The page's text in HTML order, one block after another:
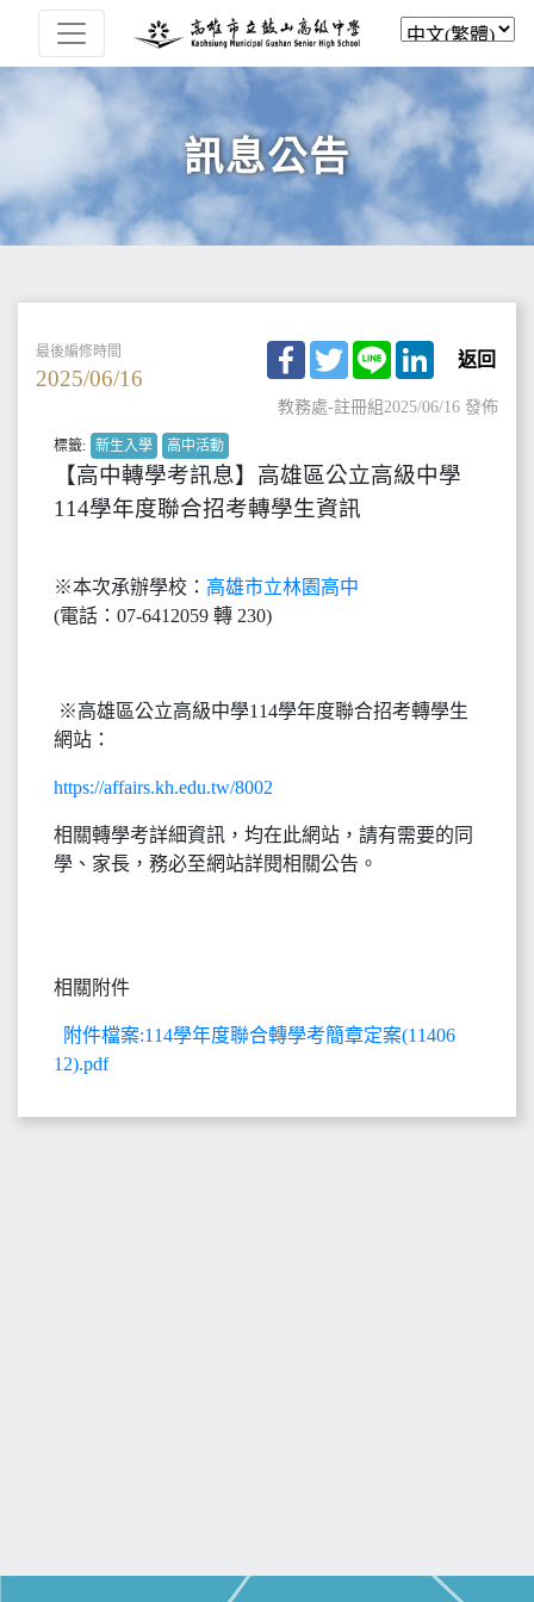
訊息公告
最後編修時間
2025/06/16
Facebook
TwitterLine LinkedIn
返回
教務處-註冊組2025/06/16 發佈
標籤: 新生入學 高中活動
【高中轉學考訊息】高雄區公立高級中學
114學年度聯合招考轉學生資訊
※本次承辦學校： 高雄市立林園高中
(電話：07-6412059 轉 230)
※高雄區公立高級中學114學年度聯合招考轉學生
網站：
https://affairs.kh.edu.tw/8002
相關轉學考詳細資訊，均在此網站，請有需要的同
學、家長，務必至網站詳閱相關公告。
相關附件
附件檔案:114學年度聯合轉學考簡章定案(11406
12).pdf